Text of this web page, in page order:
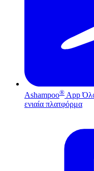
Ashampoo® App
ενιαία πλατφόρμα